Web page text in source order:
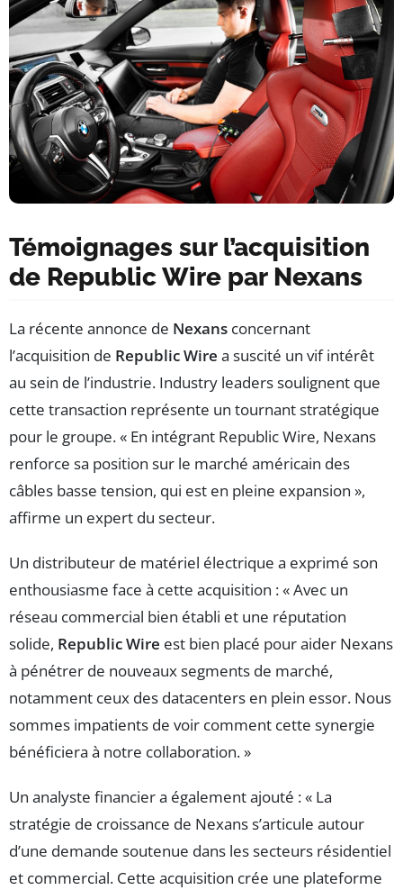
Témoignages sur l’acquisition
de Republic Wire par Nexans
La récente annonce de Nexans concernant
l’acquisition de Republic Wire a suscité un vif intérêt
au sein de l’industrie. Industry leaders soulignent que
cette transaction représente un tournant stratégique
pour le groupe. « En intégrant Republic Wire, Nexans
renforce sa position sur le marché américain des
câbles basse tension, qui est en pleine expansion »,
affirme un expert du secteur.
Un distributeur de matériel électrique a exprimé son
enthousiasme face à cette acquisition : « Avec un
réseau commercial bien établi et une réputation
solide, Republic Wire est bien placé pour aider Nexans
à pénétrer de nouveaux segments de marché,
notamment ceux des datacenters en plein essor. Nous
sommes impatients de voir comment cette synergie
bénéficiera à notre collaboration. »
Un analyste financier a également ajouté : « La
stratégie de croissance de Nexans s’articule autour
d’une demande soutenue dans les secteurs résidentiel
et commercial. Cette acquisition crée une plateforme